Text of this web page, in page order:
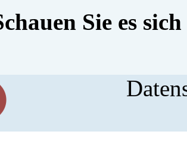
Sie es